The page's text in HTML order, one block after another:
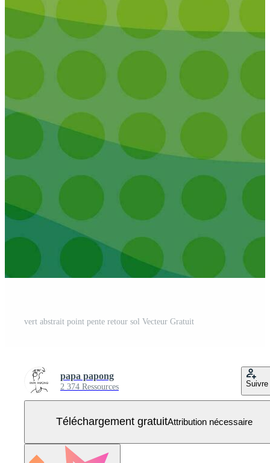
vert abstrait point pente retour sol Vecteur Gratuit
papa papong
2 374 Ressources Suivre
Téléchargement gratuitAttribution nécessaire